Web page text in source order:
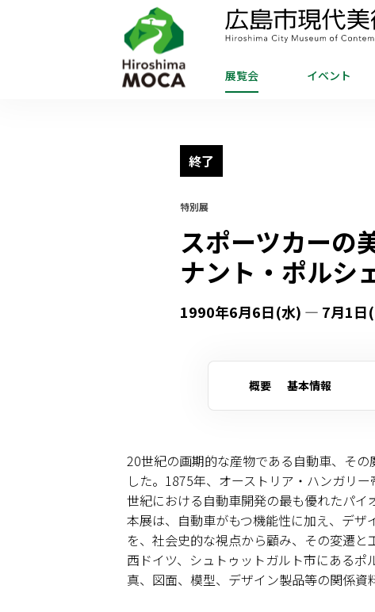
展覧会 イベント
終了
特別展
スポーツカーの
ナント・ポルシ
1990年6月6日(水) — 7月1日
概要 基本情報
20世紀の画期的な産物である自動車、そ
した。1875年、オーストリア・ハンガリ
世紀における自動車開発の最も優れたパイ
本展は、自動車がもつ機能性に加え、デ
を、社会史的な視点から顧み、その変遷と
西ドイツ、シュトゥットガルト市にある
真、図面、模型、デザイン製品等の関係資